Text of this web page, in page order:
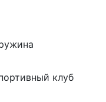
клуб